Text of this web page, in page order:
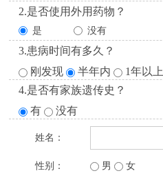
2.是否使用外用药物？
是 没有
3.患病时间有多久？
刚发现
半年内
1年以上
4.是否有家族遗传史？
有
没有
姓名：
性别： 男 女